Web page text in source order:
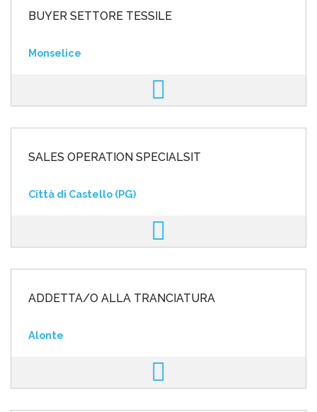
BUYER SETTORE TESSILE
Monselice
SALES OPERATION SPECIALSIT
Città di Castello (PG)
ADDETTA/O ALLA TRANCIATURA
Alonte